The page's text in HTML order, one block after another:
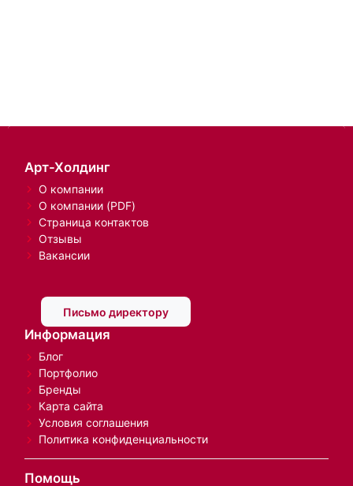
Арт-Холдинг
О компании
О компании (PDF)
Страница контактов
Отзывы
Вакансии
Письмо директору
Информация
Блог
Портфолио
Бренды
Карта сайта
Условия соглашения
Политика конфиденциальности
Помощь